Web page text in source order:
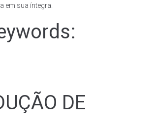
em sua íntegra.
DE